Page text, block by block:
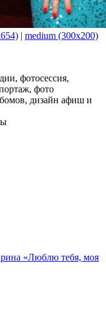
| medium (300x200)
фотосессия,
фото
дизайн афиш и
«Люблю тебя, моя